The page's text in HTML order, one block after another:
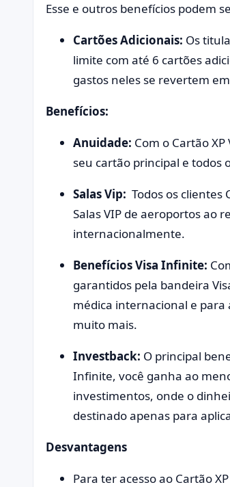
Esse e outros benefícios podem
Cartões Adicionais: Os
limite com até 6 cartões
gastos neles se revertem
Benefícios:
Anuidade: Com o Cartão
seu cartão principal e todos
Salas Vip: Todos os clientes
Salas VIP de aeroportos ao
internacionalmente.
Benefícios Visa Infinite:
garantidos pela bandeira
médica internacional e para
muito mais.
Investback: O principal
Infinite, você ganha ao
investimentos, onde o
destinado apenas para
Desvantagens
Para ter acesso ao Cartão